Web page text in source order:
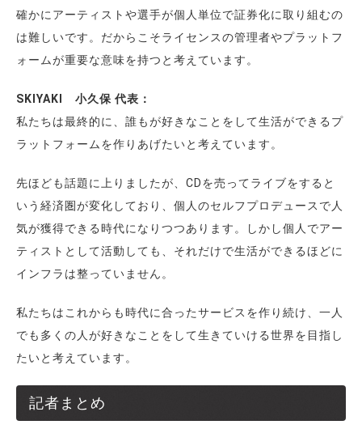
確かにアーティストや選手が個人単位で証券化に取り組むの
は難しいです。だからこそライセンスの管理者やプラットフ
ォームが重要な意味を持つと考えています。
SKIYAKI 小久保 代表：
私たちは最終的に、誰もが好きなことをして生活ができるプ
ラットフォームを作りあげたいと考えています。
先ほども話題に上りましたが、CDを売ってライブをすると
いう経済圏が変化しており、個人のセルフプロデュースで人
気が獲得できる時代になりつつあります。しかし個人でアー
ティストとして活動しても、それだけで生活ができるほどに
インフラは整っていません。
私たちはこれからも時代に合ったサービスを作り続け、一人
でも多くの人が好きなことをして生きていける世界を目指し
たいと考えています。
記者まとめ